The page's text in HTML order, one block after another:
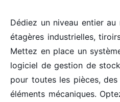
Dédiez un niveau entier au
étagères industrielles,
Mettez en place un
logiciel de gestion de
pour toutes les pièces,
éléments mécaniques.